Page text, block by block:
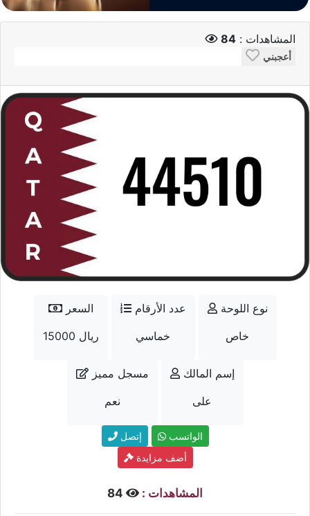
المشاهدات : 84
أعجبني
السعر
15000 ريال
عدد الأرقام
خماسي
نوع اللوحة
خاص
مسجل مميز
نعم
إسم المالك
على
إتصل
الواتسب
أضف مزايدة
المشاهدات :